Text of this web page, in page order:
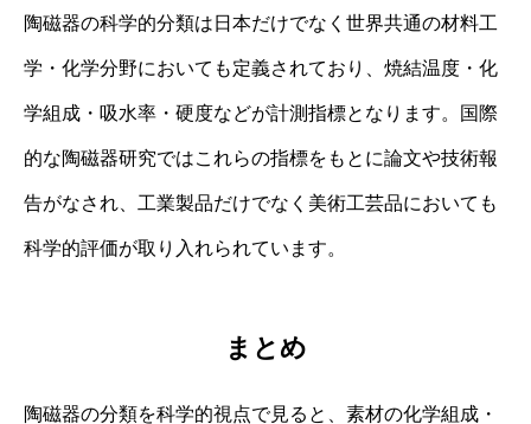
陶磁器の科学的分類は日本だけでなく世界共通の材料工
学・化学分野においても定義されており、焼結温度・化
学組成・吸水率・硬度などが計測指標となります。国際
的な陶磁器研究ではこれらの指標をもとに論文や技術報
告がなされ、工業製品だけでなく美術工芸品においても
科学的評価が取り入れられています。
まとめ
陶磁器の分類を科学的視点で見ると、素材の化学組成・